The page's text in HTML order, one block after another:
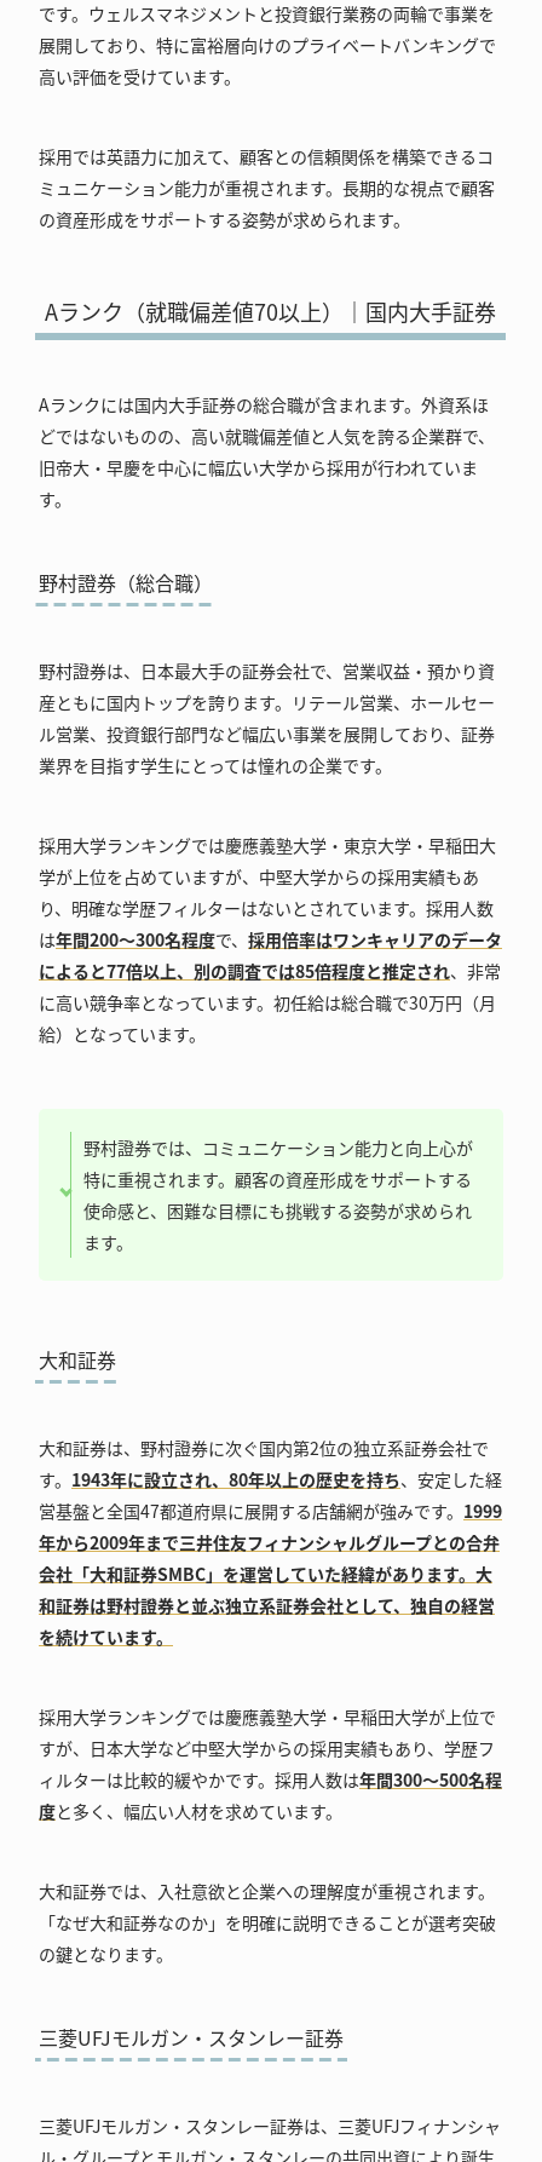
です。ウェルスマネジメントと投資銀行業務の両輪で事業を
展開しており、特に富裕層向けのプライベートバンキングで
高い評価を受けています。
採用では英語力に加えて、顧客との信頼関係を構築できるコ
ミュニケーション能力が重視されます。長期的な視点で顧客
の資産形成をサポートする姿勢が求められます。
Aランク（就職偏差値70以上）｜国内大手証券
Aランクには国内大手証券の総合職が含まれます。外資系ほ
どではないものの、高い就職偏差値と人気を誇る企業群で、
旧帝大・早慶を中心に幅広い大学から採用が行われていま
す。
野村證券（総合職）
野村證券は、日本最大手の証券会社で、営業収益・預かり資
産ともに国内トップを誇ります。リテール営業、ホールセー
ル営業、投資銀行部門など幅広い事業を展開しており、証券
業界を目指す学生にとっては憧れの企業です。
採用大学ランキングでは慶應義塾大学・東京大学・早稲田大
学が上位を占めていますが、中堅大学からの採用実績もあ
り、明確な学歴フィルターはないとされています。採用人数
は年間200～300名程度で、 採用倍率はワンキャリアのデータ
によると77倍以上、別の調査では85倍程度と推定され、非常
に高い競争率となっています。初任給は総合職で30万円（月
給）となっています。
野村證券では、コミュニケーション能力と向上心が
特に重視されます。顧客の資産形成をサポートする
使命感と、困難な目標にも挑戦する姿勢が求められ
ます。
大和証券
大和証券は、野村證券に次ぐ国内第2位の独立系証券会社で
す。 1943年に設立され、80年以上の歴史を持ち、安定した経
営基盤と全国47都道府県に展開する店舗網が強みです。 1999
年から2009年まで三井住友フィナンシャルグループとの合弁
会社「大和証券SMBC」を運営していた経緯があります。大
和証券は野村證券と並ぶ独立系証券会社として、独自の経営
を続けています。
採用大学ランキングでは慶應義塾大学・早稲田大学が上位で
すが、日本大学など中堅大学からの採用実績もあり、学歴フ
ィルターは比較的緩やかです。採用人数は年間300～500名程
度と多く、幅広い人材を求めています。
大和証券では、入社意欲と企業への理解度が重視されます。
「なぜ大和証券なのか」を明確に説明できることが選考突破
の鍵となります。
三菱UFJモルガン・スタンレー証券
三菱UFJモルガン・スタンレー証券は、三菱UFJフィナンシャ
ル・グループとモルガン・スタンレーの共同出資により誕生